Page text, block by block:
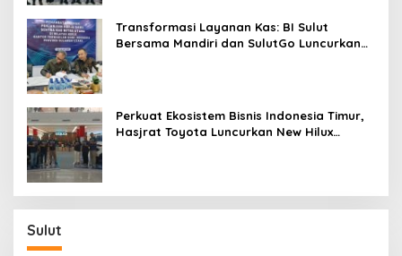
Transformasi Layanan Kas: BI Sulut
Bersama Mandiri dan SulutGo Luncurkan
Perkuat Ekosistem Bisnis Indonesia Timur,
Hasjrat Toyota Luncurkan New Hilux
Sulut